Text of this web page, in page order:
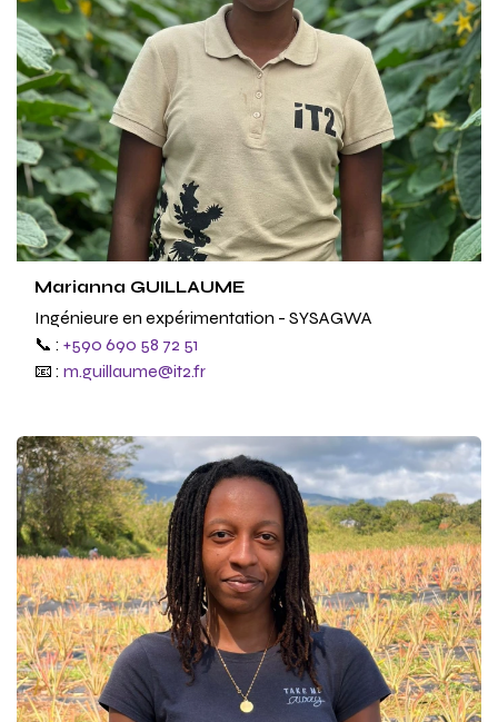
Marianna GUILLAUME
Ingénieure en expérimentation - SYSAGWA
📞 : +590 690 58 72 51
📧 : m.guillaume@it2.fr